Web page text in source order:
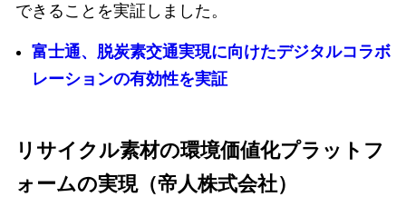
できることを実証しました。
富士通、脱炭素交通実現に向けたデジタルコラボ
レーションの有効性を実証
リサイクル素材の環境価値化プラットフ
ォームの実現（帝人株式会社）